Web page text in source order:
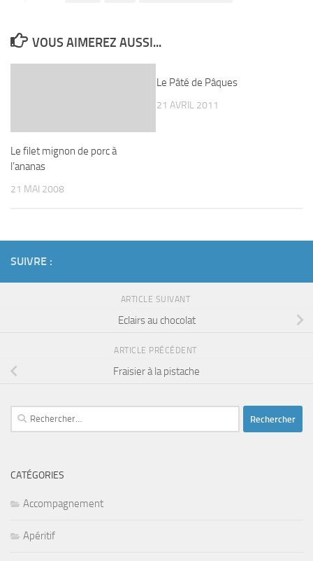
VOUS AIMEREZ AUSSI...
Le filet mignon de porc à
l’ananas
21 MAI 2008
Le Pâté de Pâques
21 AVRIL 2011
SUIVRE :
ARTICLE SUIVANT
Eclairs au chocolat
ARTICLE PRÉCÉDENT
Fraisier à la pistache
Rechercher :
CATÉGORIES
Accompagnement
Apéritif